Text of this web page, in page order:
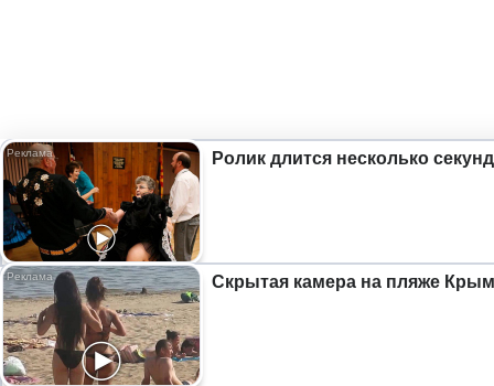
Ролик длится несколько
Скрытая камера на пляже